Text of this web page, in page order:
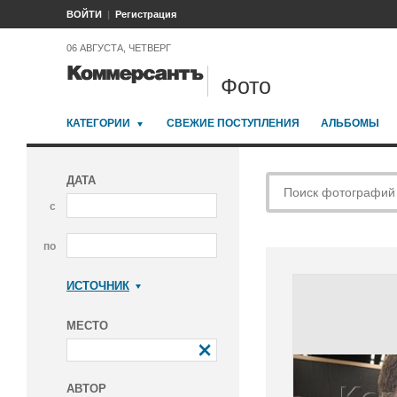
ВОЙТИ Регистрация
06 АВГУСТА, ЧЕТВЕРГ
Фото
КАТЕГОРИИ СВЕЖИЕ ПОСТУПЛЕНИЯ АЛЬБОМЫ
ДАТА
с
по
ИСТОЧНИК
МЕСТО
АВТОР